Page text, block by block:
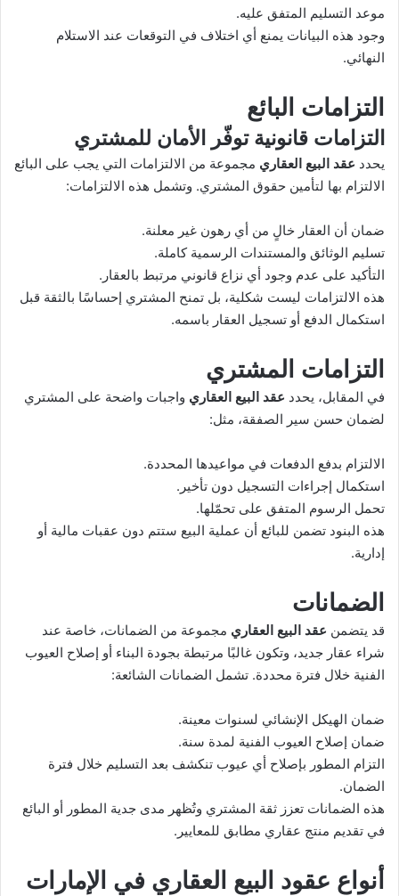
موعد التسليم المتفق عليه.
وجود هذه البيانات يمنع أي اختلاف في التوقعات عند الاستلام
النهائي.
التزامات البائع
التزامات قانونية توفّر الأمان للمشتري
يحدد عقد البيع العقاري مجموعة من الالتزامات التي يجب على البائع
الالتزام بها لتأمين حقوق المشتري. وتشمل هذه الالتزامات:
ضمان أن العقار خالٍ من أي رهون غير معلنة.
تسليم الوثائق والمستندات الرسمية كاملة.
التأكيد على عدم وجود أي نزاع قانوني مرتبط بالعقار.
هذه الالتزامات ليست شكلية، بل تمنح المشتري إحساسًا بالثقة قبل
استكمال الدفع أو تسجيل العقار باسمه.
التزامات المشتري
في المقابل، يحدد عقد البيع العقاري واجبات واضحة على المشتري
لضمان حسن سير الصفقة، مثل:
الالتزام بدفع الدفعات في مواعيدها المحددة.
استكمال إجراءات التسجيل دون تأخير.
تحمل الرسوم المتفق على تحمّلها.
هذه البنود تضمن للبائع أن عملية البيع ستتم دون عقبات مالية أو
إدارية.
الضمانات
قد يتضمن عقد البيع العقاري مجموعة من الضمانات، خاصة عند
شراء عقار جديد، وتكون غالبًا مرتبطة بجودة البناء أو إصلاح العيوب
الفنية خلال فترة محددة. تشمل الضمانات الشائعة:
ضمان الهيكل الإنشائي لسنوات معينة.
ضمان إصلاح العيوب الفنية لمدة سنة.
التزام المطور بإصلاح أي عيوب تنكشف بعد التسليم خلال فترة
الضمان.
هذه الضمانات تعزز ثقة المشتري وتُظهر مدى جدية المطور أو البائع
في تقديم منتج عقاري مطابق للمعايير.
أنواع عقود البيع العقاري في الإمارات